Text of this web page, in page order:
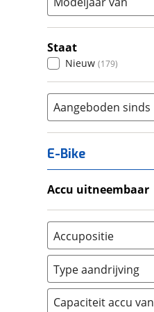
Staat
Nieuw (179)
Aangeboden sinds
E-Bike
Accu uitneembaar
Nee, vast (3)
Accupositie
Bagagedrager (0)
Frame (3 )
Vloer (0
Type aandrijving
Achterwiel (0)
Capaciteit accu van